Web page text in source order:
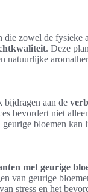
zowel de
. Deze
natuurlijke
bijdragen aan de
bevordert niet
bloemen
met geurige
van geurige
stress en het